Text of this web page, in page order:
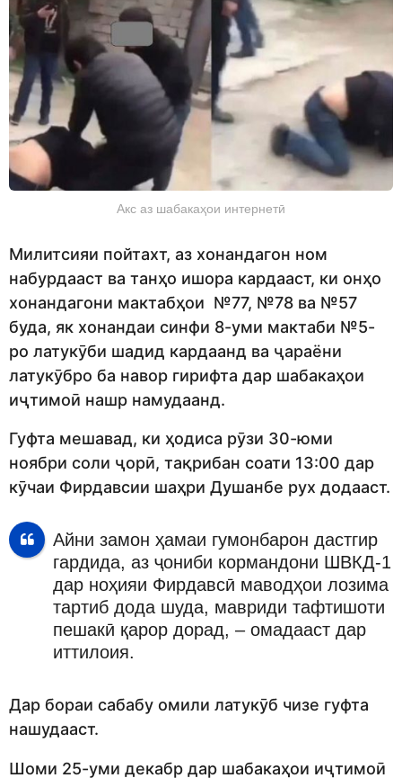
Акс аз шабакаҳои интернетӣ
Милитсияи пойтахт, аз хонандагон ном
набурдааст ва танҳо ишора кардааст, ки онҳо
хонандагони мактабҳои №77, №78 ва №57
буда, як хонандаи синфи 8-уми мактаби №5-
ро латукӯби шадид кардаанд ва ҷараёни
латукӯбро ба навор гирифта дар шабакаҳои
иҷтимоӣ нашр намудаанд.
Гуфта мешавад, ки ҳодиса рӯзи 30-юми
ноябри соли ҷорӣ, тақрибан соати 13:00 дар
кӯчаи Фирдавсии шаҳри Душанбе рух додааст.
Айни замон ҳамаи гумонбарон дастгир
гардида, аз ҷониби кормандони ШВКД-1
дар ноҳияи Фирдавсӣ маводҳои лозима
тартиб дода шуда, мавриди тафтишоти
пешакӣ қарор дорад, – омадааст дар
иттилоия.
Дар бораи сабабу омили латукӯб чизе гуфта
нашудааст.
Шоми 25-уми декабр дар шабакаҳои иҷтимоӣ